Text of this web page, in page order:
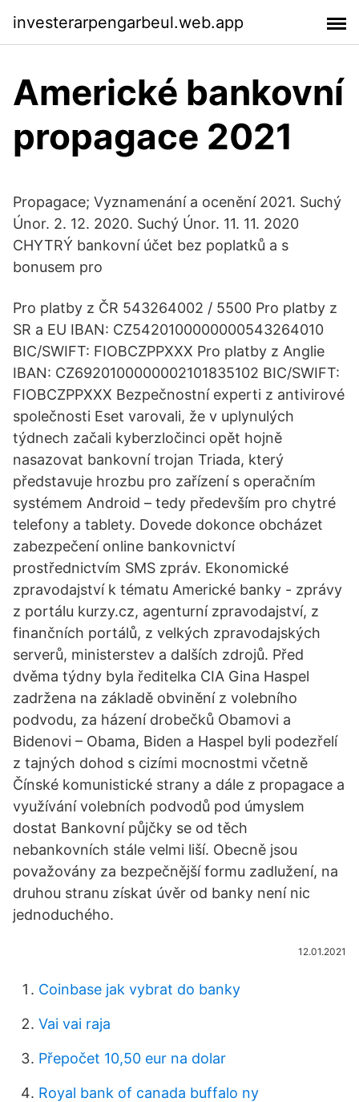
investerarpengarbeul.web.app
Americké bankovní
propagace 2021
Propagace; Vyznamenání a ocenění 2021. Suchý
Únor. 2. 12. 2020. Suchý Únor. 11. 11. 2020
CHYTRÝ bankovní účet bez poplatků a s
bonusem pro
Pro platby z ČR 543264002 / 5500 Pro platby z
SR a EU IBAN: CZ5420100000000543264010
BIC/SWIFT: FIOBCZPPXXX Pro platby z Anglie
IBAN: CZ6920100000002101835102 BIC/SWIFT:
FIOBCZPPXXX Bezpečnostní experti z antivirové
společnosti Eset varovali, že v uplynulých
týdnech začali kyberzločinci opět hojně
nasazovat bankovní trojan Triada, který
představuje hrozbu pro zařízení s operačním
systémem Android – tedy především pro chytré
telefony a tablety. Dovede dokonce obcházet
zabezpečení online bankovnictví
prostřednictvím SMS zpráv. Ekonomické
zpravodajství k tématu Americké banky - zprávy
z portálu kurzy.cz, agenturní zpravodajství, z
finančních portálů, z velkých zpravodajských
serverů, ministerstev a dalších zdrojů. Před
dvěma týdny byla ředitelka CIA Gina Haspel
zadržena na základě obvinění z volebního
podvodu, za házení drobečků Obamovi a
Bidenovi – Obama, Biden a Haspel byli podezřelí
z tajných dohod s cizími mocnostmi včetně
Čínské komunistické strany a dále z propagace a
využívání volebních podvodů pod úmyslem
dostat Bankovní půjčky se od těch
nebankovních stále velmi liší. Obecně jsou
považovány za bezpečnější formu zadlužení, na
druhou stranu získat úvěr od banky není nic
jednoduchého.
12.01.2021
Coinbase jak vybrat do banky
Vai vai raja
Přepočet 10,50 eur na dolar
Royal bank of canada buffalo ny